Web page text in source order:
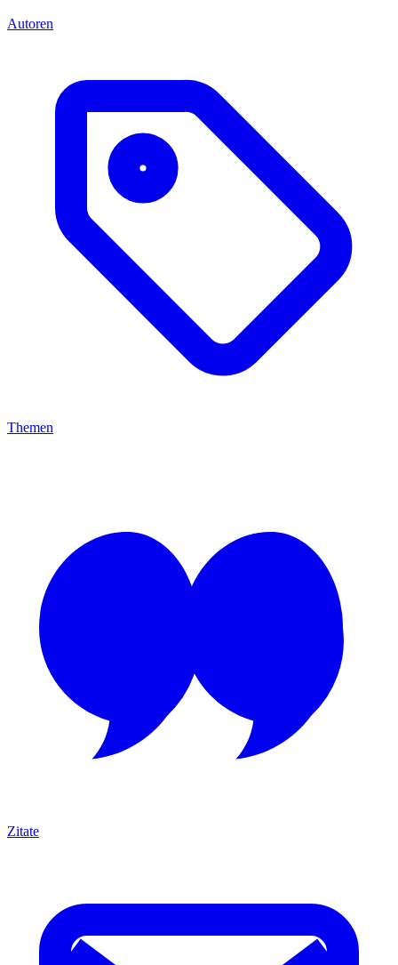
Autoren
Themen
Zitate